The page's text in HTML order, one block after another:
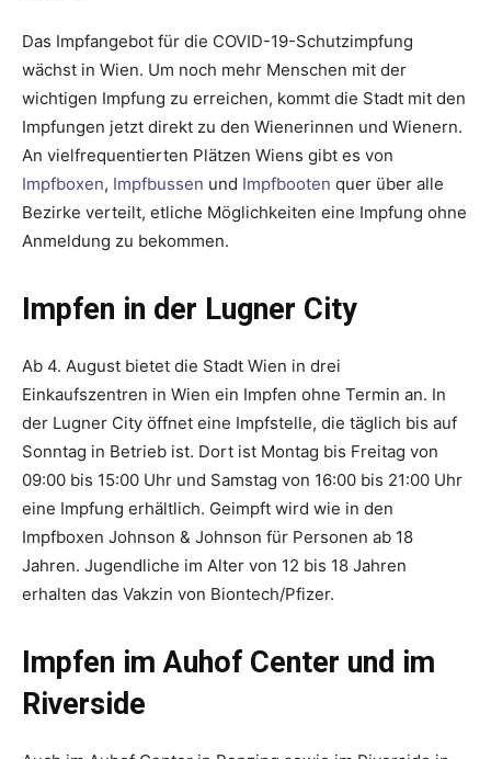
Das Impfangebot für die COVID-19-Schutzimpfung
wächst in Wien. Um noch mehr Menschen mit der
wichtigen Impfung zu erreichen, kommt die Stadt mit den
Impfungen jetzt direkt zu den Wienerinnen und Wienern.
An vielfrequentierten Plätzen Wiens gibt es von
Impfboxen, Impfbussen und Impfbooten quer über alle
Bezirke verteilt, etliche Möglichkeiten eine Impfung ohne
Anmeldung zu bekommen.
Impfen in der Lugner City
Ab 4. August bietet die Stadt Wien in drei
Einkaufszentren in Wien ein Impfen ohne Termin an. In
der Lugner City öffnet eine Impfstelle, die täglich bis auf
Sonntag in Betrieb ist. Dort ist Montag bis Freitag von
09:00 bis 15:00 Uhr und Samstag von 16:00 bis 21:00 Uhr
eine Impfung erhältlich. Geimpft wird wie in den
Impfboxen Johnson & Johnson für Personen ab 18
Jahren. Jugendliche im Alter von 12 bis 18 Jahren
erhalten das Vakzin von Biontech/Pfizer.
Impfen im Auhof Center und im
Riverside